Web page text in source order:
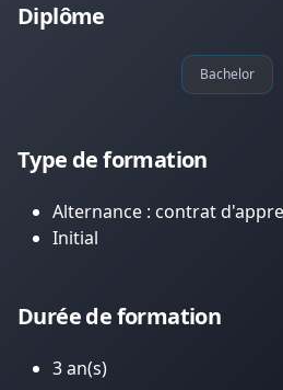
Diplôme
Bachelor
Type de formation
Alternance : contrat
Initial
Durée de formation
3 an(s)